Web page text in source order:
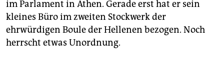
im Parlament in Athen. Gerade erst hat er sein
kleines Büro im zweiten Stockwerk der
ehrwürdigen Boule der Hellenen bezogen. Noch
herrscht etwas Unordnung.